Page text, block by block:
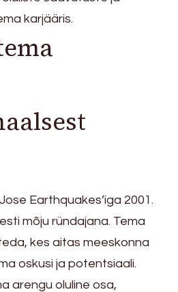
karjääris.
Earthquakes’iga 2001.
mõju ründajana. Tema
kes aitas meeskonna
oskusi ja potentsiaali.
arengu oluline osa,